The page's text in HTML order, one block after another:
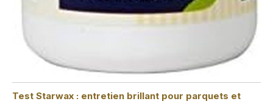
Test Starwax : entretien brillant pour parquets et